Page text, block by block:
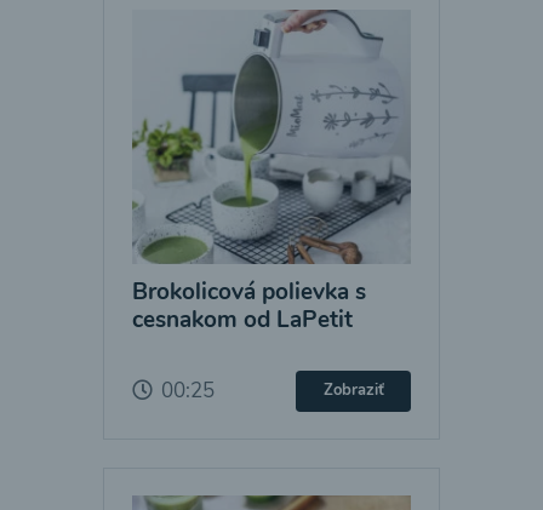
Brokolicová polievka s
cesnakom od LaPetit
00:25 Zobraziť